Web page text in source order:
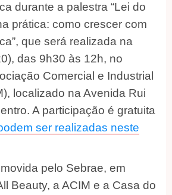
durante a palestra “Lei do
prática: como crescer com
que será realizada na
das 9h30 às 12h, no
Comercial e Industrial
localizado na Avenida Rui
A participação é gratuita
ser realizadas neste
pelo Sebrae, em
Beauty, a ACIM e a Casa do